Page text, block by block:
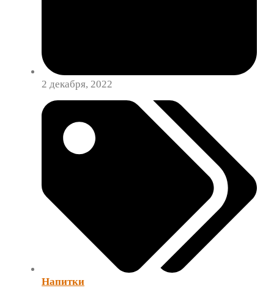
2 декабря, 2022
Напитки